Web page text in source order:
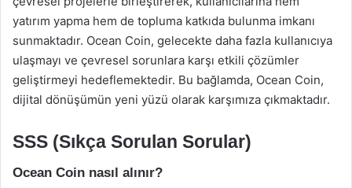
yatırım yapma hem de topluma katkıda bulunma imkanı
sunmaktadır. Ocean Coin, gelecekte daha fazla kullanıcıya
ulaşmayı ve çevresel sorunlara karşı etkili çözümler
geliştirmeyi hedeflemektedir. Bu bağlamda, Ocean Coin,
dijital dönüşümün yeni yüzü olarak karşımıza çıkmaktadır.
SSS (Sıkça Sorulan Sorular)
Ocean Coin nasıl alınır?